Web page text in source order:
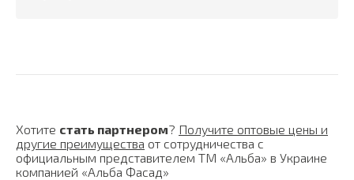
Хотите стать партнером? Получите оптовые цены и
другие преимущества от сотрудничества с
официальным представителем ТМ «Альба» в Украине
компанией «Альба Фасад»